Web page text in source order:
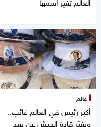
عالم
أكبر رئيس في العالم غائب..
ويغيّر قادة الجيش عن بعد